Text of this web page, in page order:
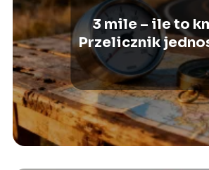
3 mile – ile to
Przelicznik
długości